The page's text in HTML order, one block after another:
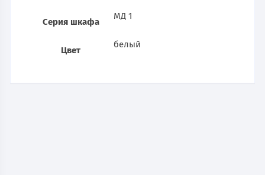
Серия шкафа
МД 1
Цвет
белый